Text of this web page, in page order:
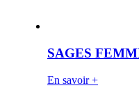
SAGES
En savoir +